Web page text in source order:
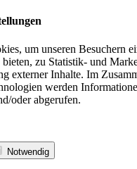
um unseren Besuchern
zu Statistik- und
externer Inhalte. Im
werden
oder abgerufen.
Notwendig